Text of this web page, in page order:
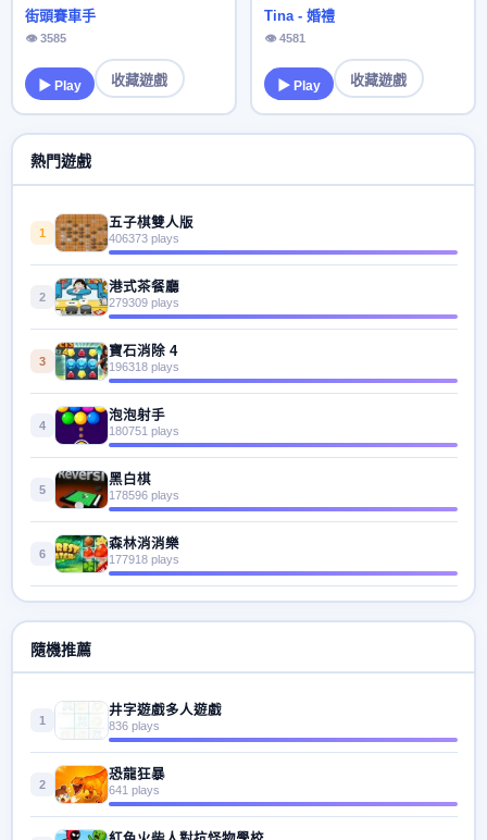
街頭賽車手
👁 3585
▶ Play 收藏遊戲
Tina - 婚禮
👁 4581
▶ Play 收藏遊戲
熱門遊戲
1
五子棋雙人版
406373 plays
2
港式茶餐廳
279309 plays
3
寶石消除 4
196318 plays
4
泡泡射手
180751 plays
5
黑白棋
178596 plays
6
森林消消樂
177918 plays
隨機推薦
1
井字遊戲多人遊戲
836 plays
2
恐龍狂暴
641 plays